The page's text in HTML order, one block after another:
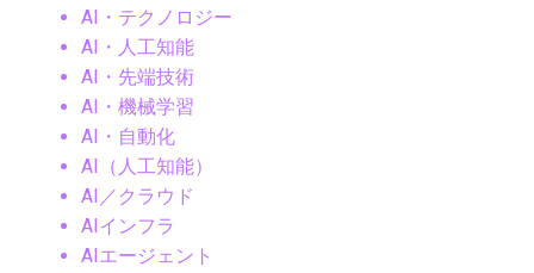
AI・テクノロジー
AI・人工知能
AI・先端技術
AI・機械学習
AI・自動化
AI（人工知能）
AI／クラウド
AIインフラ
AIエージェント